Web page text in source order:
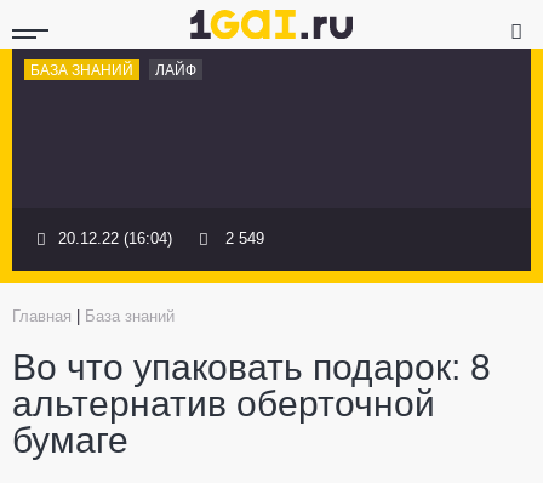
БАЗА ЗНАНИЙ ЛАЙФ
20.12.22 (16:04) 2 549
Главная База знаний
Во что упаковать подарок: 8
альтернатив оберточной
бумаге